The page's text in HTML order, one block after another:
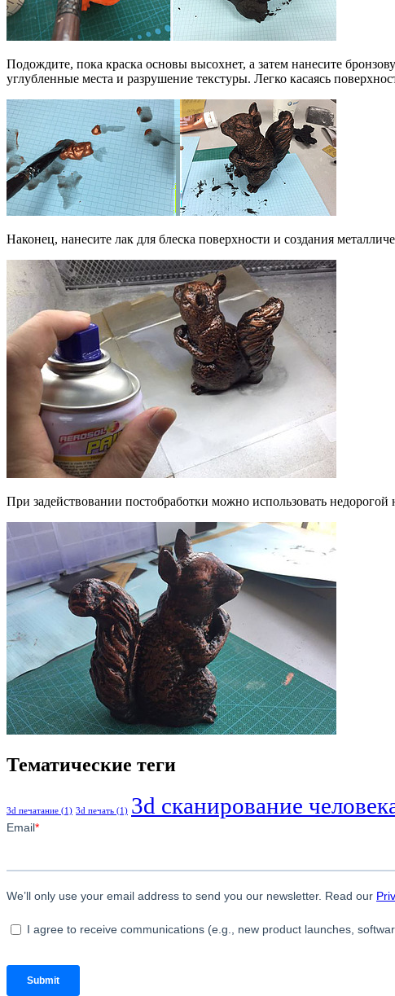
Подождите, пока краска основы высохнет, а затем нанесите
углубленные места и разрушение текстуры. Легко касаясь
Наконец, нанесите лак для блеска поверхности и создания
При задействовании постобработки можно использовать
Тематические теги
3d печатание (1) 3d печать (1) 3d сканирование